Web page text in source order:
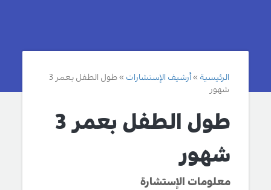
الرئيسية أرشيف الإستشارات
طول الطفل بعمر 3
شهور
طول الطفل بعمر 3
شهور
معلومات الإستشارة